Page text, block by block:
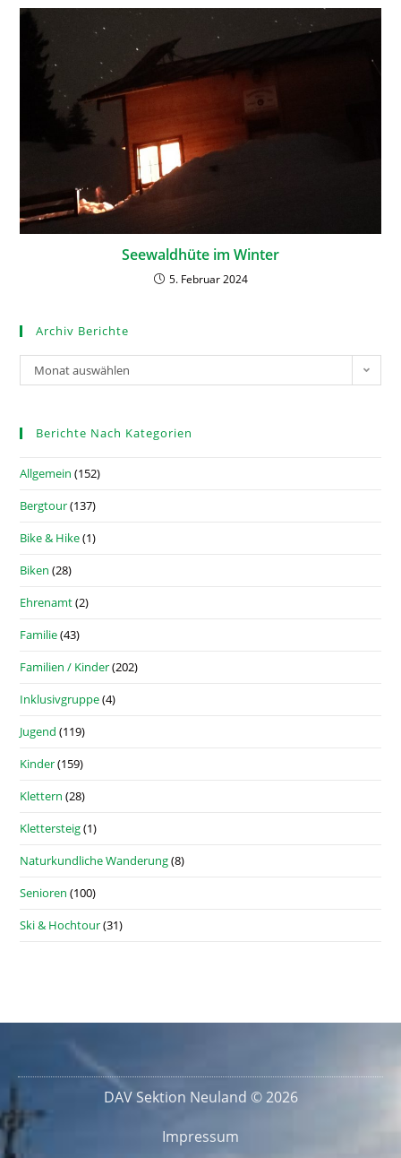
Seewaldhüte im Winter
5. Februar 2024
Archiv Berichte
Monat auswählen
Berichte Nach Kategorien
Allgemein (152)
Bergtour(137)
Bike & Hike(1)
Biken (28)
Ehrenamt(2)
Familie(43)
Familien / Kinder(202)
Inklusivgruppe(4)
Jugend (119)
Kinder(159)
Klettern (28)
Klettersteig(1)
Naturkundliche Wanderung(8)
Senioren (100)
Ski & Hochtour(31)
DAV Sektion Neuland © 2026
Impressum